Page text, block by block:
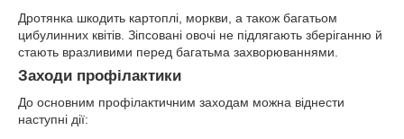
Дротянка шкодить картоплі, моркви, а також багатьом
цибулинних квітів. Зіпсовані овочі не підлягають зберіганню й
стають вразливими перед багатьма захворюваннями.
Заходи профілактики
До основним профілактичним заходам можна віднести
наступні дії: